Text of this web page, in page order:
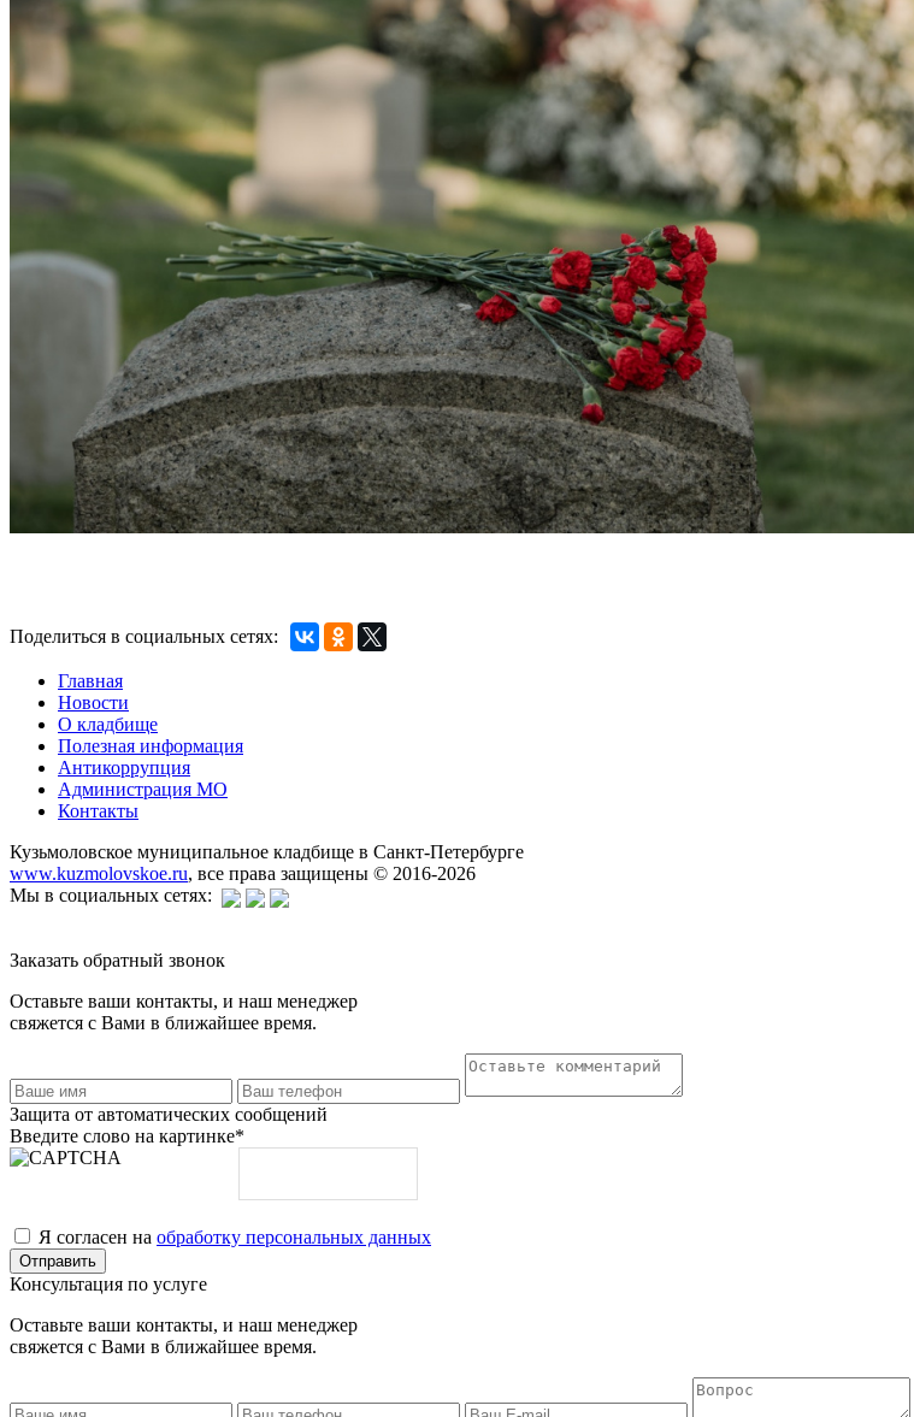
Поделиться в социальных сетях:
Главная
Новости
О кладбище
Полезная информация
Антикоррупция
Администрация МО
Контакты
Кузьмоловское муниципальное кладбище в Санкт-Петербурге
www.kuzmolovskoe.ru, все права защищены © 2016-2026
Мы в социальных сетях:
Заказать обратный звонок
Оставьте ваши контакты, и наш менеджер
свяжется с Вами в ближайшее время.
Защита от автоматических сообщений
Введите слово на картинке*
Я согласен на обработку персональных данных
Консультация по услуге
Оставьте ваши контакты, и наш менеджер
свяжется с Вами в ближайшее время.